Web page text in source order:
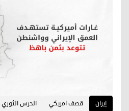
إيران قصف امريكي الحرس الثوري